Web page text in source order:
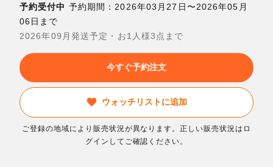
予約受付中 予約期間：2026年03月27日〜2026年05月
06日まで
2026年09月発送予定・お1人様3点まで
今すぐ予約注文
ウォッチリストに追加
ご登録の地域により販売状況が異なります。正しい販売状況はロ
グインしてご確認ください。